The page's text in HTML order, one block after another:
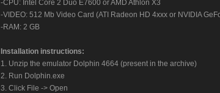
-CPU: Intel Core 2 Duo E7600 or AMD Athlon X3
-VIDEO: 512 Mb Video Card (ATI Radeon HD 4xxx or NVIDIA
-RAM: 2 GB
Installation instructions:
1. Unzip the emulator Dolphin 4664 (present in the archive)
2. Run Dolphin.exe
3. Click File -> Open